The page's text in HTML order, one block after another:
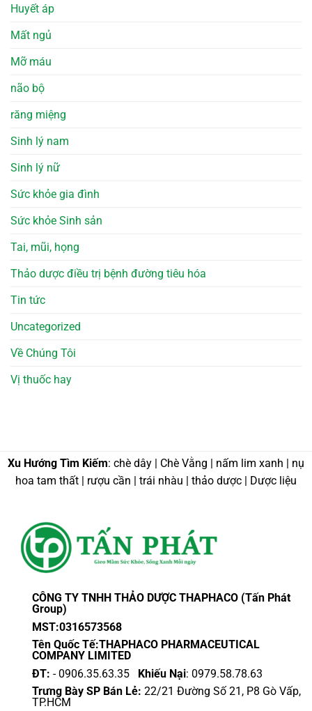
Huyết áp
Mất ngủ
Mỡ máu
não bộ
răng miệng
Sinh lý nam
Sinh lý nữ
Sức khỏe gia đình
Sức khỏe Sinh sản
Tai, mũi, họng
Thảo dược điều trị bệnh đường tiêu hóa
Tin tức
Uncategorized
Về Chúng Tôi
Vị thuốc hay
Xu Hướng Tìm Kiếm: chè dây | Chè Vằng | nấm lim xanh | nụ
hoa tam thất | rượu cần | trái nhàu | thảo dược | Dược liệu
CÔNG TY TNHH THẢO DƯỢC THAPHACO (Tấn Phát
Group)
MST:0316573568
Tên Quốc Tế:THAPHACO PHARMACEUTICAL
COMPANY LIMITED
ĐT: - 0906.35.63.35 Khiếu Nại: 0979.58.78.63
Trưng Bày SP Bán Lẻ: 22/21 Đường Số 21, P8 Gò Vấp,
TP.HCM